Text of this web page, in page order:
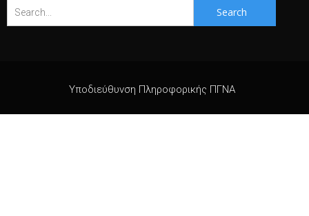
for:
Υποδιεύθυνση Πληροφορικής ΠΓΝΑ